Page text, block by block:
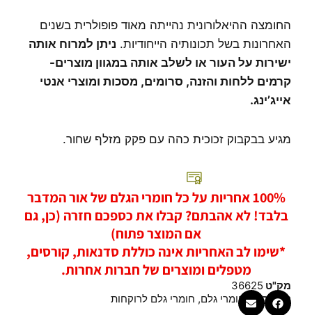
החומצה ההיאלורונית נהייתה מאוד פופולרית בשנים
האחרונות בשל תכונותיה הייחודיות. ניתן למרוח אותה
ישירות על העור או לשלב אותה במגוון מוצרים-
קרמים ללחות והזנה, סרומים, מסכות ומוצרי אנטי
אייג’ינג.
מגיע בבקבוק זכוכית כהה עם פקק מזלף שחור.
100% אחריות על כל חומרי הגלם של אור המדבר
בלבד! לא אהבתם? קבלו את כספכם חזרה (כן, גם
אם המוצר פתוח)
*שימו לב האחריות אינה כוללת סדנאות, קורסים,
מטפלים ומוצרים של חברות אחרות.
מק"ט 36625
קטגוריות חומרי גלם, חומרי גלם לרוקחות